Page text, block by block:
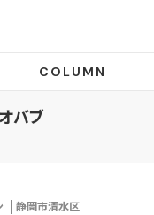
COLUMN
バブ
静岡市清水区